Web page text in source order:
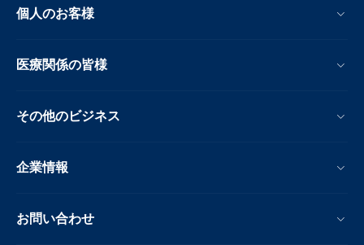
個人のお客様
医療関係の皆様
その他のビジネス
企業情報
お問い合わせ